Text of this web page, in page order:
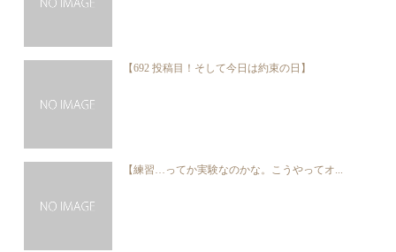
【692 投稿目！そして今日は約束の日】
【練習…ってか実験なのかな。こうやってオ...